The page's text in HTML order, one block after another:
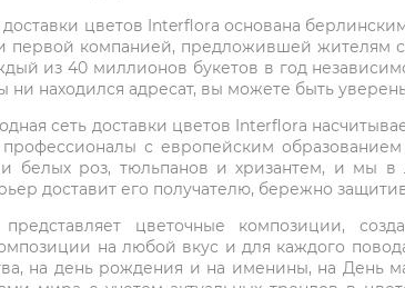
цветов Interflora основана
первой компанией, предложившей жителям
из 40 миллионов букетов в год
ни находился адресат, вы можете быть
сеть доставки цветов Interflora
профессионалы с европейским
белых роз, тюльпанов и хризантем, и мы
доставит его получателю, бережно
представляет цветочные композиции,
на любой вкус и для каждого
на день рождения и на именины, на День